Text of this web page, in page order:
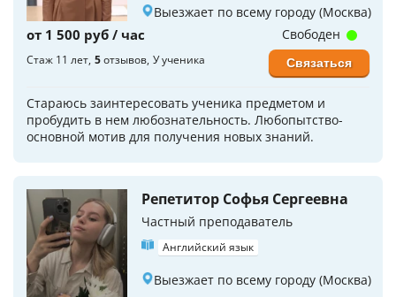
Выезжает по всему городу (Москва)
от 1 500 руб / час
Стаж 11 лет 5отзывов У ученика
Стараюсь заинтересовать ученика предметом и
пробудить в нем любознательность. Любопытство-
основной мотив для получения новых знаний.
Свободен
Связаться
Репетитор Софья Сергеевна
Частный преподаватель
Английский язык
Выезжает по всему городу (Москва)